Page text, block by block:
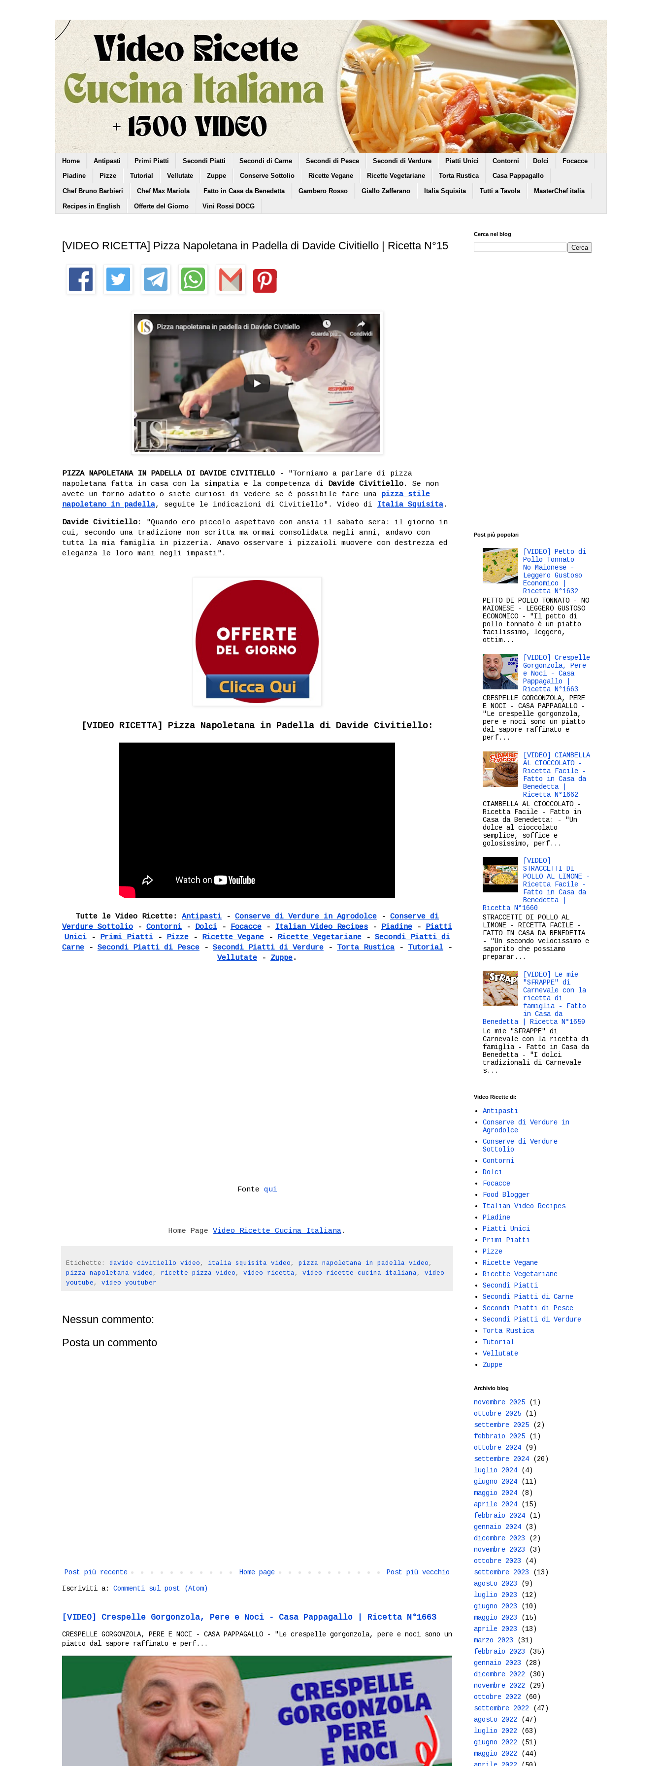
Home Antipasti Primi Piatti Secondi Piatti Secondi di Carne Secondi di Pesce Secondi di Verdure Piatti Unici Contorni Dolci Focacce
Piadine Pizze Tutorial Vellutate Zuppe Conserve Sottolio Ricette Vegane Ricette Vegetariane Torta Rustica Casa Pappagallo
Chef Bruno Barbieri Chef Max Mariola Fatto in Casa da Benedetta Gambero Rosso Giallo Zafferano Italia Squisita Tutti a Tavola MasterChef italia
Recipes in English Offerte del Giorno Vini Rossi DOCG
[VIDEO RICETTA] Pizza Napoletana in Padella di Davide Civitiello | Ricetta N°15
PIZZA NAPOLETANA IN PADELLA DI DAVIDE CIVITIELLO - "Torniamo a parlare di pizza
napoletana fatta in casa con la simpatia e la competenza di Davide Civitiello. Se non
avete un forno adatto o siete curiosi di vedere se è possibile fare una pizza stile
napoletano in padella, seguite le indicazioni di Civitiello". Video di Italia Squisita.
Davide Civitiello: "Quando ero piccolo aspettavo con ansia il sabato sera: il giorno in
cui, secondo una tradizione non scritta ma ormai consolidata negli anni, andavo con
tutta la mia famiglia in pizzeria. Amavo osservare i pizzaioli muovere con destrezza ed
eleganza le loro mani negli impasti".
[VIDEO RICETTA] Pizza Napoletana in Padella di Davide Civitiello:
Tutte le Video Ricette: Antipasti - Conserve di Verdure in Agrodolce - Conserve di
Verdure Sottolio - Contorni - Dolci - Focacce - Italian Video Recipes - Piadine - Piatti
Unici- Primi Piatti- Pizze- Ricette Vegane- Ricette Vegetariane- Secondi Piatti di
Carne - Secondi Piatti di Pesce - Secondi Piatti di Verdure - Torta Rustica - Tutorial -
Vellutate - Zuppe.
Fonte qui
Home Page Video Ricette Cucina Italiana.
Etichette: davide civitiello video , italia squisita video , pizza napoletana in padella video ,
pizza napoletana video , ricette pizza video , video ricetta , video ricette cucina italiana , video
youtube , video youtuber
Nessun commento:
Posta un commento
Post più recente Post più vecchio
Home page
Iscriviti a: Commenti sul post (Atom)
[VIDEO] Crespelle Gorgonzola, Pere e Noci - Casa Pappagallo | Ricetta N°1663
CRESPELLE GORGONZOLA, PERE E NOCI - CASA PAPPAGALLO - "Le crespelle gorgonzola, pere e noci sono un
piatto dal sapore raffinato e perf...
Cerca nel blog
Post più popolari
[VIDEO] Petto di
Pollo Tonnato -
No Maionese -
Leggero Gustoso
Economico |
Ricetta N°1632
PETTO DI POLLO TONNATO - NO
MAIONESE - LEGGERO GUSTOSO
ECONOMICO - "Il petto di
pollo tonnato è un piatto
facilissimo, leggero,
ottim...
[VIDEO] Crespelle
Gorgonzola, Pere
e Noci - Casa
Pappagallo |
Ricetta N°1663
CRESPELLE GORGONZOLA, PERE
E NOCI - CASA PAPPAGALLO -
"Le crespelle gorgonzola,
pere e noci sono un piatto
dal sapore raffinato e
perf...
[VIDEO] CIAMBELLA
AL CIOCCOLATO -
Ricetta Facile -
Fatto in Casa da
Benedetta |
Ricetta N°1662
CIAMBELLA AL CIOCCOLATO -
Ricetta Facile - Fatto in
Casa da Benedetta: - "Un
dolce al cioccolato
semplice, soffice e
golosissimo, perf...
[VIDEO]
STRACCETTI DI
POLLO AL LIMONE -
Ricetta Facile -
Fatto in Casa da
Benedetta |
Ricetta N°1660
STRACCETTI DI POLLO AL
LIMONE - RICETTA FACILE -
FATTO IN CASA DA BENEDETTA
- "Un secondo velocissimo e
saporito che possiamo
preparar...
[VIDEO] Le mie
"SFRAPPE" di
Carnevale con la
ricetta di
famiglia - Fatto
in Casa da
Benedetta | Ricetta N°1659
Le mie "SFRAPPE" di
Carnevale con la ricetta di
famiglia - Fatto in Casa da
Benedetta - "I dolci
tradizionali di Carnevale
s...
Video Ricette di:
Antipasti
Conserve di Verdure in
Agrodolce
Conserve di Verdure
Sottolio
Contorni
Dolci
Focacce
Food Blogger
Italian Video Recipes
Piadine
Piatti Unici
Primi Piatti
Pizze
Ricette Vegane
Ricette Vegetariane
Secondi Piatti
Secondi Piatti di Carne
Secondi Piatti di Pesce
Secondi Piatti di Verdure
Torta Rustica
Tutorial
Vellutate
Zuppe
Archivio blog
novembre 2025 (1)
ottobre 2025 (1)
settembre 2025 (2)
febbraio 2025 (1)
ottobre 2024 (9)
settembre 2024 (20)
luglio 2024 (4)
giugno 2024 (11)
maggio 2024 (8)
aprile 2024 (15)
febbraio 2024 (1)
gennaio 2024 (3)
dicembre 2023 (2)
novembre 2023 (3)
ottobre 2023 (4)
settembre 2023 (13)
agosto 2023 (9)
luglio 2023 (12)
giugno 2023 (10)
maggio 2023 (15)
aprile 2023 (13)
marzo 2023 (31)
febbraio 2023 (35)
gennaio 2023 (28)
dicembre 2022 (30)
novembre 2022 (29)
ottobre 2022 (60)
settembre 2022 (47)
agosto 2022 (47)
luglio 2022 (63)
giugno 2022 (51)
maggio 2022 (44)